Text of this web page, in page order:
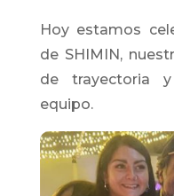
Hoy estamos
de SHIMIN,
de trayectoria
equipo.